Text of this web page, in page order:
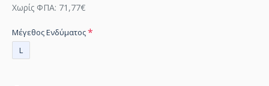
Χωρίς ΦΠΑ: 71,77€
Μέγεθος Ενδύματος
L